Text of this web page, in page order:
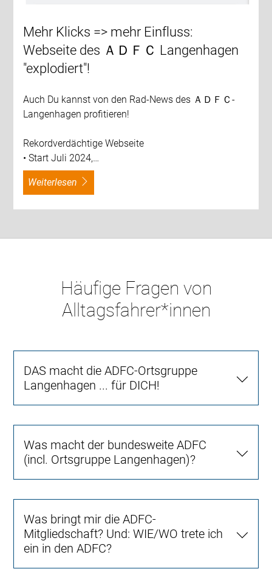
Mehr Klicks => mehr Einfluss:
Webseite des ＡＤＦＣ Langenhagen
"explodiert"!
Auch Du kannst von den Rad-News des ＡＤＦＣ-
Langenhagen profitieren!
Rekordverdächtige Webseite
• Start Juli 2024,…
weiterlesen
Häufige Fragen von
Alltagsfahrer*innen
DAS macht die ADFC-Ortsgruppe
Langenhagen ... für DICH!
Was macht der bundesweite ADFC
(incl. Ortsgruppe Langenhagen)?
Was bringt mir die ADFC-
Mitgliedschaft? Und: WIE/WO trete ich
ein in den ADFC?